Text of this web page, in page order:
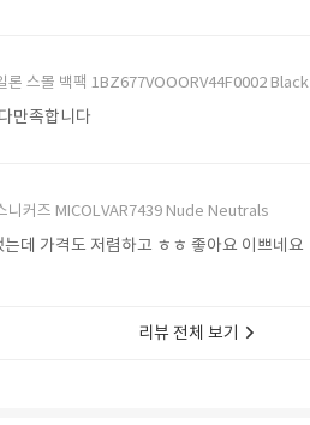
론 스몰 백팩 1BZ677VOOORV44F0002 Black
만족합니다
니커즈 MICOLVAR7439 Nude Neutrals
데 가격도 저렴하고 ㅎㅎ 좋아요 이쁘네요
리뷰 전체 보기